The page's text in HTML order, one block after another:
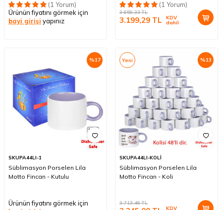
(1 Yorum)
Ürünün fiyatını görmek için
bayi girişi yapınız
(1 Yorum)
3.656,33TL
3.199,29 TL KDV
dahil
%17
SKUPA44LI-1
Süblimasyon Porselen Lila
Motto Fincan - Kutulu
Ürünün fiyatını görmek için
%13
Yeni
SKUPA44LI-KOLİ
Süblimasyon Porselen Lila
Motto Fincan - Koli
3.713,46TL
KDV